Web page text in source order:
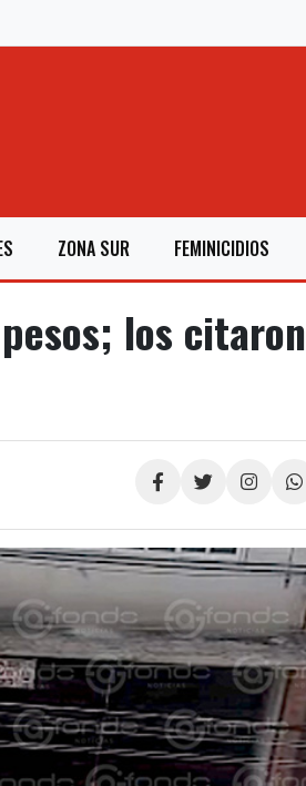
ZONA SUR FEMINICIDIOS
los citaron
Compartir